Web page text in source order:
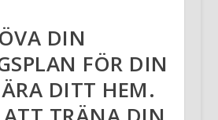
ÖVA DIN
FÖR DIN
DITT HEM.